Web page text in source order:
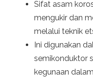
Sifat asam
mengukir dan
melalui teknik
Ini digunakan
semikonduktor
kegunaan